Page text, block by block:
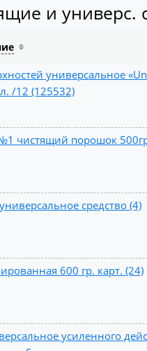
и универс.
универсальное
/12 (125532)
чистящий порошок
средство (4)
600 гр. карт. (24)
усиленного